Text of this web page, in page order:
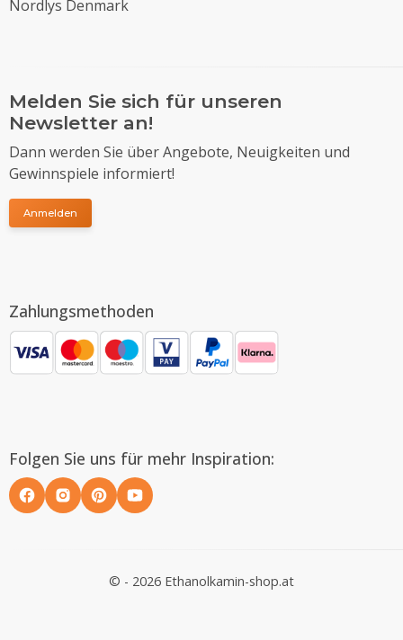
Nordlys Denmark
Melden Sie sich für unseren
Newsletter an!
Dann werden Sie über Angebote, Neuigkeiten und
Gewinnspiele informiert!
Anmelden
Zahlungsmethoden
Folgen Sie uns für mehr Inspiration:
© - 2026 Ethanolkamin-shop.at